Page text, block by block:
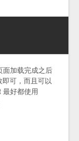
面加载完成之后
可，而且可以
最好都使用